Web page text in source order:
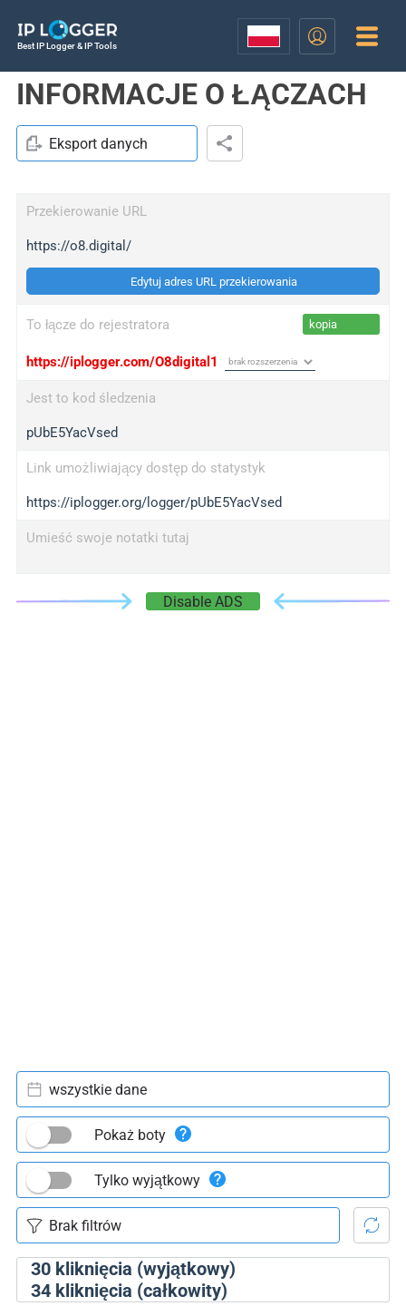
Best IP Logger & IP Tools
INFORMACJE O ŁĄCZACH
Eksport danych
Przekierowanie URL
https://o8.digital/
Edytuj adres URL przekierowania
To łącze do rejestratora kopia
https://iplogger.com/O8digital1
Jest to kod śledzenia
pUbE5YacVsed
Link umożliwiający dostęp do statystyk
https://iplogger.org/logger/pUbE5YacVsed
Umieść swoje notatki tutaj
Disable ADS
30kliknięcia (wyjątkowy)
34kliknięcia (całkowity)
wszystkie dane
Pokaż boty
Tylko wyjątkowy